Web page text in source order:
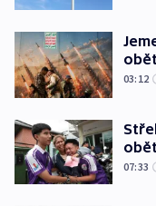
03:12
07:33